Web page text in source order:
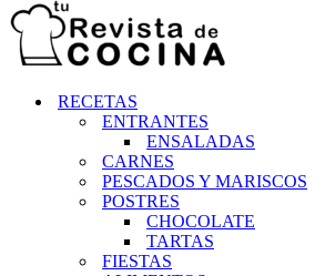
RECETAS
ENTRANTES
ENSALADAS
CARNES
PESCADOS Y MARISCOS
POSTRES
CHOCOLATE
TARTAS
FIESTAS